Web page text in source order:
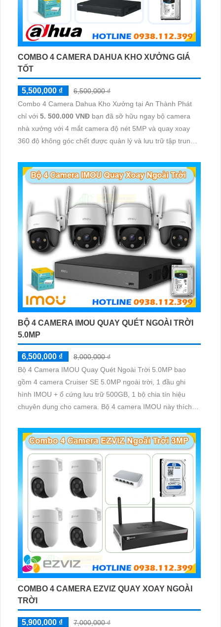
COMBO 4 CAMERA DAHUA KHO XƯỞNG GIÁ
TỐT
5,500,000 ₫
6,500,000 ₫
Combo 4 Camera Dahua Kho Xưởng tại An Thành Phát
chỉ với 5. 500.000 VNĐ bạn đã sỡ hữu ngay bộ camera
nhà xưởng với 4 mắt camera độ nét 5MP và quay xoay
360 độ không góc chết được quản lý và lưu trữ tập trung
BỘ 4 CAMERA IMOU QUAY QUÉT NGOÀI TRỜI
5.0MP
6,500,000 ₫
8,000,000 ₫
Bộ 4 Camera IMOU Quay Quét Ngoài Trời 5.0MP bao
gồm 4 camera Cruiser SE 5.0MP ngoài trời, 1 đầu ghi
hình IMOU + ổ cứng lưu trữ 500GB, 1 bộ chia tín hiệu
chuyên dụng cho camera. Bộ 4 camera IMOU này thích
cần giám sát ngoài trời
COMBO 4 CAMERA EZVIZ QUAY XOAY NGOÀI
TRỜI
5,900,000 ₫
7,000,000 ₫